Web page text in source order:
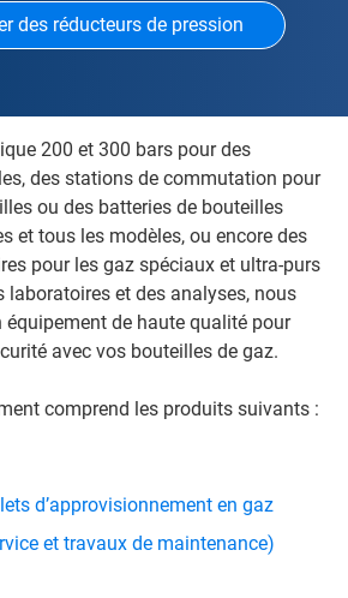
des réducteurs de pression
200 et 300 bars pour des
des stations de commutation pour
ou des batteries de bouteilles
et tous les modèles, ou encore des
pour les gaz spéciaux et ultra-purs
laboratoires et des analyses, nous
de haute qualité pour
avec vos bouteilles de gaz.
comprend les produits suivants :
d’approvisionnement en gaz
et travaux de maintenance)